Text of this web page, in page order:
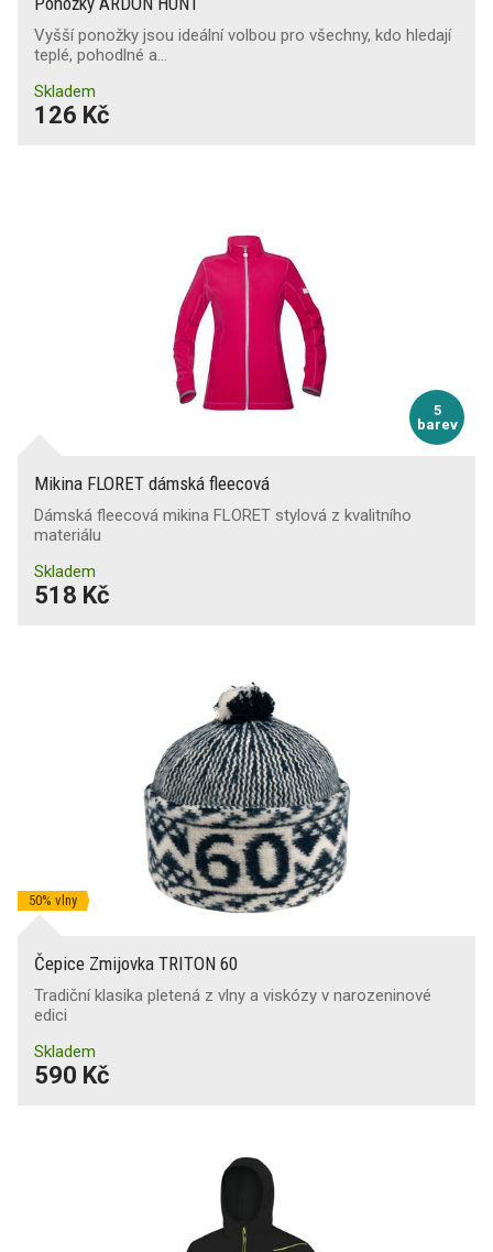
Vyšší ponožky jsou ideální volbou pro všechny, kdo hledají
teplé, pohodlné a…
Skladem
126 Kč
5
barev
Mikina FLORET dámská fleecová
Dámská fleecová mikina FLORET stylová z kvalitního
materiálu
Skladem
518 Kč
50% vlny
Čepice Zmijovka TRITON 60
Tradiční klasika pletená z vlny a viskózy v narozeninové
edici
Skladem
590 Kč